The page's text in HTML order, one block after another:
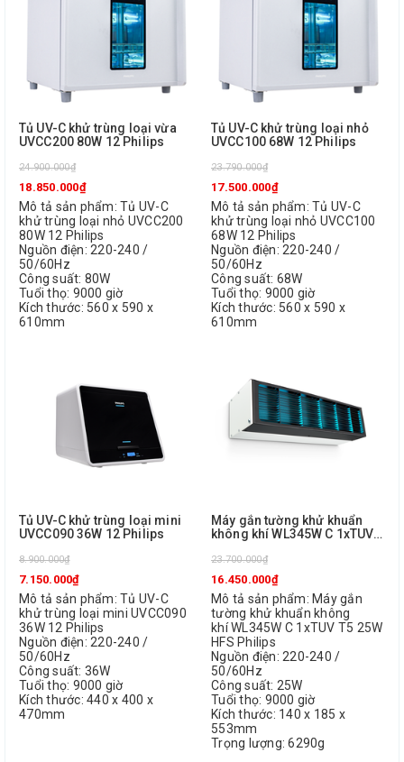
Tủ UV-C khử trùng loại vừa
UVCC200 80W 12 Philips
24.900.000₫
18.850.000₫
Mô tả sản phẩm: Tủ UV-C
khử trùng loại nhỏ UVCC200
80W 12 Philips
Nguồn điện: 220-240 /
50/60Hz
Công suất: 80W
Tuổi thọ: 9000 giờ
Kích thước: 560 x 590 x
610mm
Tủ UV-C khử trùng loại nhỏ
UVCC100 68W 12 Philips
23.790.000₫
17.500.000₫
Mô tả sản phẩm: Tủ UV-C
khử trùng loại nhỏ UVCC100
68W 12 Philips
Nguồn điện: 220-240 /
50/60Hz
Công suất: 68W
Tuổi thọ: 9000 giờ
Kích thước: 560 x 590 x
610mm
Tủ UV-C khử trùng loại mini
UVCC090 36W 12 Philips
8.900.000₫
7.150.000₫
Mô tả sản phẩm: Tủ UV-C
khử trùng loại mini UVCC090
36W 12 Philips
Nguồn điện: 220-240 /
50/60Hz
Công suất: 36W
Tuổi thọ: 9000 giờ
Kích thước: 440 x 400 x
470mm
Máy gắn tường khử khuẩn
không khí WL345W C 1xTUV
23.700.000₫
16.450.000₫
Mô tả sản phẩm: Máy gắn
tường khử khuẩn không
khí WL345W C 1xTUV T5 25W
HFS Philips
Nguồn điện: 220-240 /
50/60Hz
Công suất: 25W
Tuổi thọ: 9000 giờ
Kích thước: 140 x 185 x
553mm
Trọng lượng: 6290g